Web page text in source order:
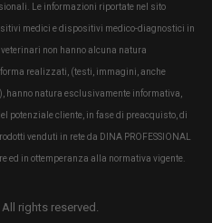
Le informazioni riportate nel sito
medici e dispositivi medico-diagnostici in
non hanno alcuna natura
realizzati, (testi, immagini, anche
hanno natura esclusivamente informativa,
potenziale cliente, in fase di preacquisto, di
venduti in rete da DINA PROFESSIONAL
ed in ottemperanza alla normativa vigente.
All rights reserved.